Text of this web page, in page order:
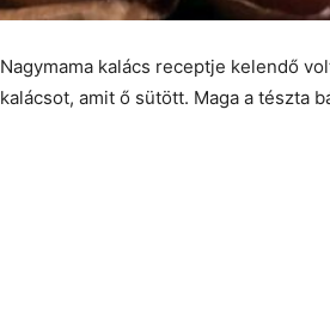
Nagymama kalács receptje kelendő
kalácsot, amit ő sütött. Maga a tészta